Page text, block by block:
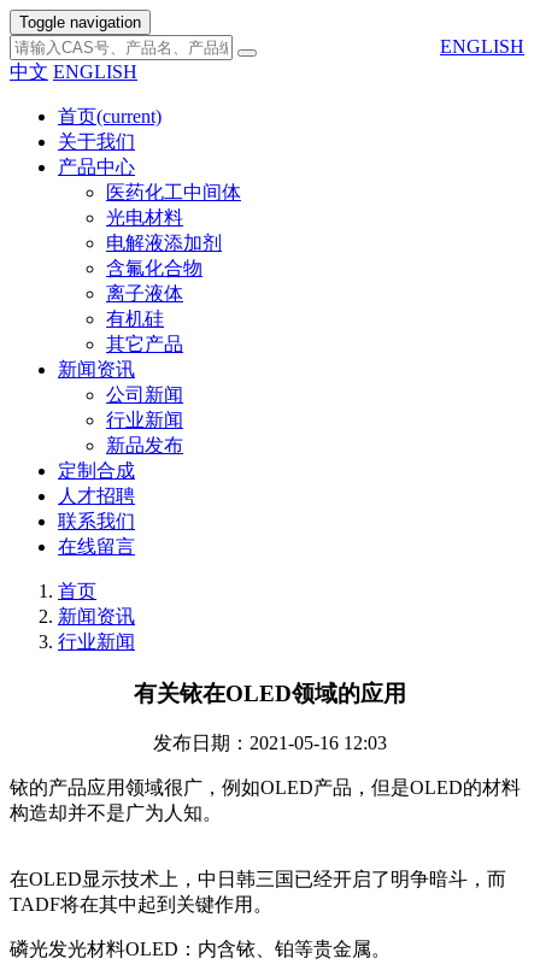
Toggle navigation
ENGLISH
中文 ENGLISH
首页(current)
关于我们
产品中心
医药化工中间体
光电材料
电解液添加剂
含氟化合物
离子液体
有机硅
其它产品
新闻资讯
公司新闻
行业新闻
新品发布
定制合成
人才招聘
联系我们
在线留言
首页
新闻资讯
行业新闻
有关铱在OLED领域的应用
发布日期：2021-05-16 12:03
铱的产品应用领域很广，例如OLED产品，但是OLED的材料
构造却并不是广为人知。
在OLED显示技术上，中日韩三国已经开启了明争暗斗，而
TADF将在其中起到关键作用。
磷光发光材料OLED：内含铱、铂等贵金属。